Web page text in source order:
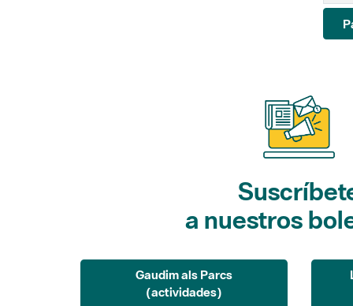
a nuestros
Gaudim als Parcs
(actividades)